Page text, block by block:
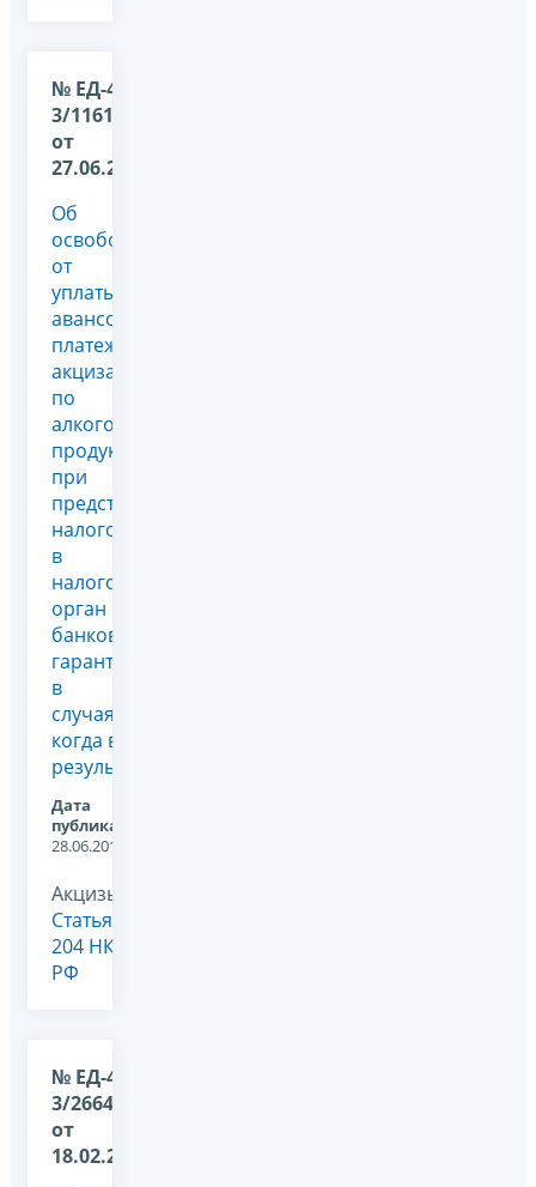
№ ЕД-4-
3/11611@
от
27.06.2013
Об
освобождении
от
уплаты
авансового
платежа
акциза
по
алкогольной
продукции
при
представлении
налогоплательщиком
в
налоговый
орган
банковской
гарантии
в
случаях,
когда в
результат...
Дата
публикации:
28.06.2013
Акцизы,
Статья
204 НК
РФ
№ ЕД-4-
3/2664@
от
18.02.2013